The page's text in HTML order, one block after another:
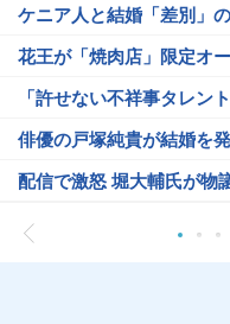
ケニア人と結婚「差別」
花王が「焼肉店」限定オ
「許せない不祥事タレン
俳優の戸塚純貴が結婚を
配信で激怒 堀大輔氏が物